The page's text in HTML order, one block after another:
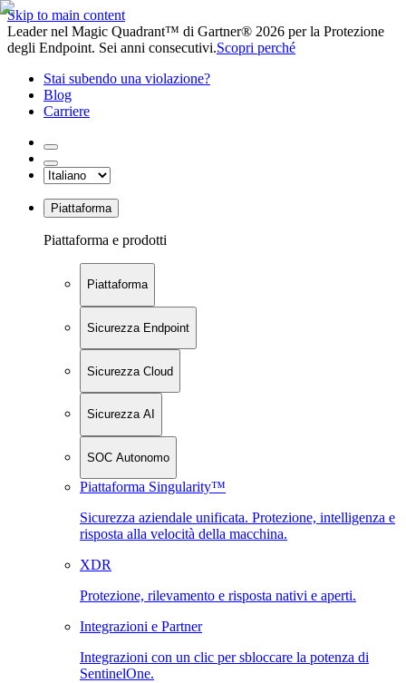
Skip to main content
Leader nel Magic Quadrant™ di Gartner® 2026 per la Protezione
degli Endpoint. Sei anni consecutivi.Scopri perché
Stai subendo una violazione?
Blog
Carriere
Piattaforma
Piattaforma e prodotti
Piattaforma
Sicurezza Endpoint
Sicurezza Cloud
Sicurezza AI
SOC Autonomo
Piattaforma Singularity™
Sicurezza aziendale unificata. Protezione, intelligenza e
risposta alla velocità della macchina.
XDR
Protezione, rilevamento e risposta nativi e aperti.
Integrazioni e Partner
Integrazioni con un clic per sbloccare la potenza di
SentinelOne.